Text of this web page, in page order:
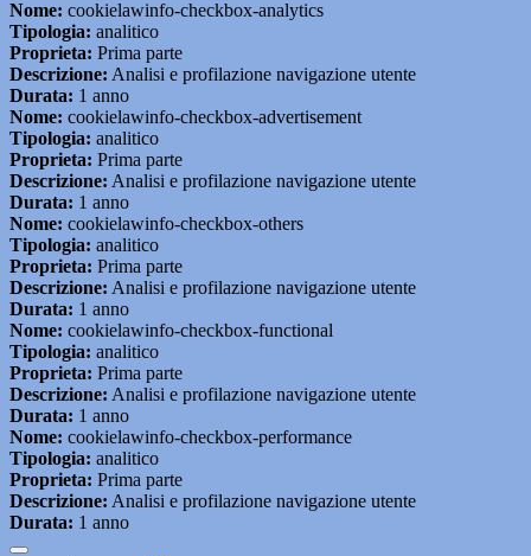
Nome: cookielawinfo-checkbox-analytics
Tipologia: analitico
Proprieta: Prima parte
Descrizione: Analisi e profilazione navigazione utente
Durata: 1 anno
Nome: cookielawinfo-checkbox-advertisement
Tipologia: analitico
Proprieta: Prima parte
Descrizione: Analisi e profilazione navigazione utente
Durata: 1 anno
Nome: cookielawinfo-checkbox-others
Tipologia: analitico
Proprieta: Prima parte
Descrizione: Analisi e profilazione navigazione utente
Durata: 1 anno
Nome: cookielawinfo-checkbox-functional
Tipologia: analitico
Proprieta: Prima parte
Descrizione: Analisi e profilazione navigazione utente
Durata: 1 anno
Nome: cookielawinfo-checkbox-performance
Tipologia: analitico
Proprieta: Prima parte
Descrizione: Analisi e profilazione navigazione utente
Durata: 1 anno